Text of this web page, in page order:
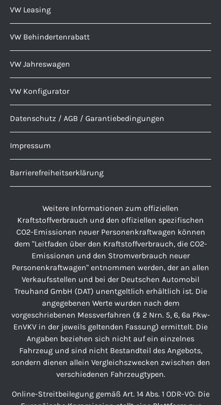
VW Leasing
VW Behindertenrabatt
VW Jahreswagen
VW Konfigurator
Datenschutz / AGB / Garantiebedingungen
Impressum
Barrierefreiheitserklärung
Weitere Informationen zum offiziellen
Kraftstoffverbrauch und den offiziellen spezifischen
CO2-Emissionen neuer Personenkraftwagen können
dem "Leitfaden über den Kraftstoffverbrauch, die CO2-
Emissionen und den Stromverbrauch neuer
Personenkraftwagen" entnommen werden, der an allen
Verkaufsstellen und bei der Deutschen Automobil
Treuhand GmbH (DAT) unentgeltlich erhältlich ist. Die
angegebenen Werte wurden nach dem
vorgeschriebenen Messverfahren (§ 2 Nrn. 5, 6, 6a Pkw-
EnVKV in der jeweils geltenden Fassung) ermittelt. Die
Angaben beziehen sich nicht auf ein einzelnes
Fahrzeug und sind nicht Bestandteil des Angebots,
sondern dienen allein Vergleichszwecken zwischen den
verschiedenen Fahrzeugtypen.
Online-Streitbeilegung gemäß Art. 14 Abs. 1 ODR-VO: Die